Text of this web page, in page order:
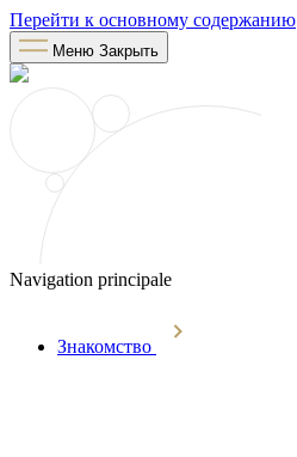
Перейти к основному содержанию
Меню Закрыть
Navigation principale
Знакомство